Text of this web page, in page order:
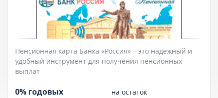
Пенсионная карта Банка «Россия» – это надежный и
удобный инструмент для получения пенсионных
выплат
0% годовых на остаток